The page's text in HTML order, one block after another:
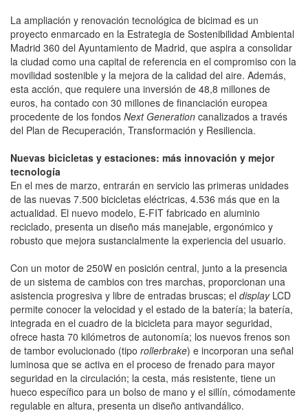
La ampliación y renovación tecnológica de bicimad es un
proyecto enmarcado en la Estrategia de Sostenibilidad Ambiental
Madrid 360 del Ayuntamiento de Madrid, que aspira a consolidar
la ciudad como una capital de referencia en el compromiso con la
movilidad sostenible y la mejora de la calidad del aire. Además,
esta acción, que requiere una inversión de 48,8 millones de
euros, ha contado con 30 millones de financiación europea
procedente de los fondos Next Generation canalizados a través
del Plan de Recuperación, Transformación y Resiliencia.
Nuevas bicicletas y estaciones: más innovación y mejor
tecnología
En el mes de marzo, entrarán en servicio las primeras unidades
de las nuevas 7.500 bicicletas eléctricas, 4.536 más que en la
actualidad. El nuevo modelo, E-FIT fabricado en aluminio
reciclado, presenta un diseño más manejable, ergonómico y
robusto que mejora sustancialmente la experiencia del usuario.
Con un motor de 250W en posición central, junto a la presencia
de un sistema de cambios con tres marchas, proporcionan una
asistencia progresiva y libre de entradas bruscas; el displayLCD
permite conocer la velocidad y el estado de la batería; la batería,
integrada en el cuadro de la bicicleta para mayor seguridad,
ofrece hasta 70 kilómetros de autonomía; los nuevos frenos son
de tambor evolucionado (tipo rollerbrake) e incorporan una señal
luminosa que se activa en el proceso de frenado para mayor
seguridad en la circulación; la cesta, más resistente, tiene un
hueco específico para un bolso de mano y el sillín, cómodamente
regulable en altura, presenta un diseño antivandálico.